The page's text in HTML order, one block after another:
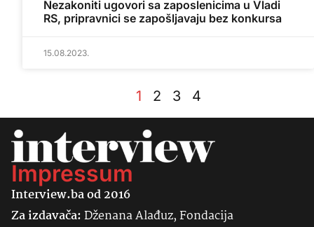
Nezakoniti ugovori sa zaposlenicima u Vladi
RS, pripravnici se zapošljavaju bez konkursa
15.08.2023.
1 2 3 4
Impressum
Interview.ba od 2016
Za izdavača:Dženana Alađuz, Fondacija